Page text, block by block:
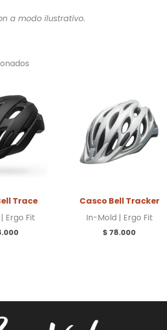
a modo ilustrativo.
Trace
Ergo Fit
Casco Bell Tracker
In-Mold | Ergo Fit
$ 78.000